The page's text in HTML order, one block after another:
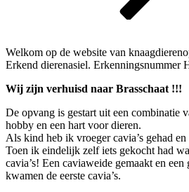
Welkom op de website van
Erkend dierenasiel. Erkenningsnummer
Wij zijn verhuisd naar Brasschaat !!!
De opvang is gestart uit een combinatie
hobby en een hart voor dieren.
Als kind heb ik vroeger cavia’s gehad
Toen ik eindelijk zelf iets gekocht had
cavia’s! Een caviaweide gemaakt en
kwamen de eerste cavia’s.